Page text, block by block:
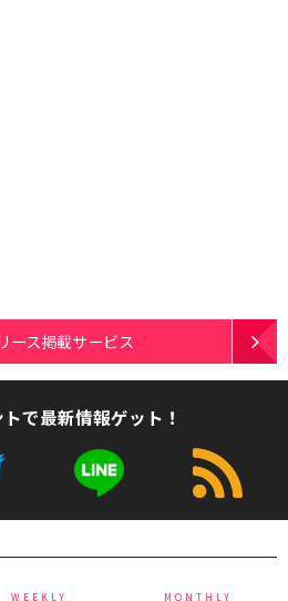
ース掲載サービス
で最新情報ゲット！
WEEKLY MONTHLY